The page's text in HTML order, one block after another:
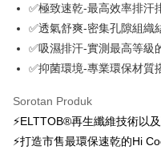
Bank
The Shanghai
Commercial & Savings
Bank
Bank Cathay United
Taiwan Business Bank
HSBC Bank (Taiwan)
Taiwan Cooperative Bank
Hua Nan Commercial Bank
The Shanghai Commercial &
Savings Bank
Taiwan Business Bank
HSBC Bank (Taiwan) Limited
12 ansuran pada kadar
Hua Nan Commercial
Bank
Commercial & Savings
Bank
Bank Cathay United
24 ansuran pada kadar
ansuran
Hua Nan Commercial Bank
The Shanghai Commercial &
Savings Bank
LINE Pay
Apple Pay
✅極致速乾-最高效率排汗
✅透氣舒爽-密集孔隙組織
✅吸濕排汗-實測最高等級
✅抑菌環境-專業環保材質
Sorotan Produk
⚡ELTTOB®再生纖維技術以
⚡打造市售最環保速乾的Hi